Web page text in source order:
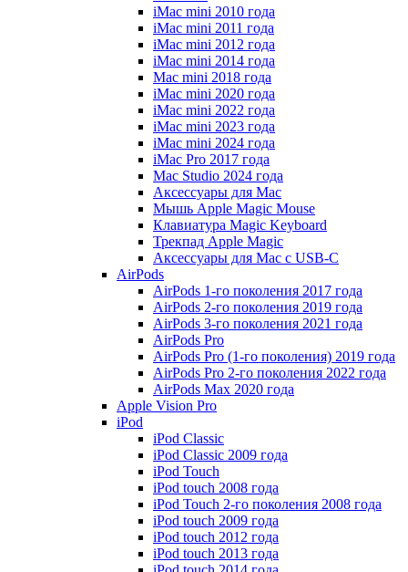
iMac mini 2010 года
iMac mini 2011 года
iMac mini 2012 года
iMac mini 2014 года
Mac mini 2018 года
iMac mini 2020 года
iMac mini 2022 года
iMac mini 2023 года
iMac mini 2024 года
iMac Pro 2017 года
Mac Studio 2024 года
Аксессуары для Mac
Мышь Apple Magic Mouse
Клавиатура Magic Keyboard
Трекпад Apple Magic
Аксессуары для Mac с USB-C
AirPods
AirPods 1-го поколения 2017 года
AirPods 2-го поколения 2019 года
AirPods 3-го поколения 2021 года
AirPods Pro
AirPods Pro (1-го поколения) 2019 года
AirPods Pro 2-го поколения 2022 года
AirPods Max 2020 года
Apple Vision Pro
iPod
iPod Classic
iPod Classic 2009 года
iPod Touch
iPod touch 2008 года
iPod Touch 2-го поколения 2008 года
iPod touch 2009 года
iPod touch 2012 года
iPod touch 2013 года